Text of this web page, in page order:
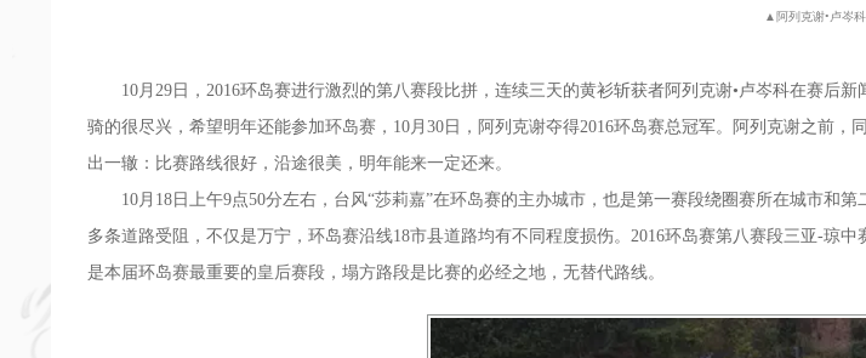
▲阿列克谢•卢岑科
10月29日，2016环岛赛进行激烈的第八赛段比拼，连续三天的黄衫斩获者阿列克谢•卢岑科在赛后新
骑的很尽兴，希望明年还能参加环岛赛，10月30日，阿列克谢夺得2016环岛赛总冠军。阿列克谢之前
出一辙：比赛路线很好，沿途很美，明年能来一定还来。
10月18日上午9点50分左右，台风“莎莉嘉”在环岛赛的主办城市，也是第一赛段绕圈赛所在城市和第
多条道路受阻，不仅是万宁，环岛赛沿线18市县道路均有不同程度损伤。2016环岛赛第八赛段三亚-琼
是本届环岛赛最重要的皇后赛段，塌方路段是比赛的必经之地，无替代路线。